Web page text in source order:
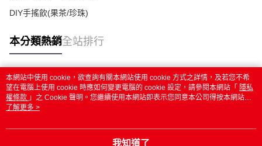
DIY手搖飲(果茶/珍珠)
本分類熱銷全站排行
熱門標籤
本網站中使用 cookie，欲查詢有關本網站使用 cookie 方式之詳情，及若您不希
望在電腦上使用 cookie 時應如何變更電腦的 cookie 設定，請參閱本網站「 隱私
權條款 」之 Cookie 聲明。您繼續使用本網站即表示您同意本公司得按本網站使
用條款之 Cookie 聲明使用 cookie。
了解更多 >
我知道了